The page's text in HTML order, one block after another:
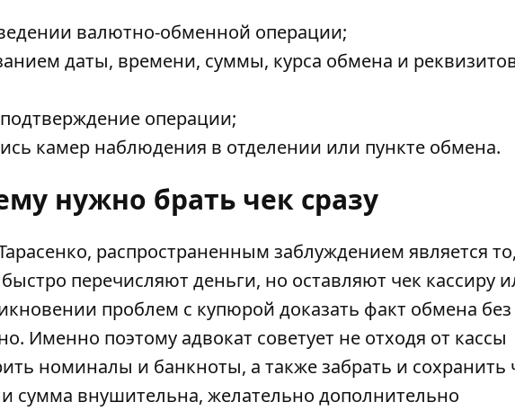
валютно-обменной операции;
даты, времени, суммы, курса обмена и
операции;
камер наблюдения в отделении или пункте обмена.
нужно брать чек сразу
распространенным заблуждением является
перечисляют деньги, но оставляют чек кассиру
проблем с купюрой доказать факт обмена без
Именно поэтому адвокат советует не отходя от кассы
номиналы и банкноты, а также забрать и сохранить
сумма внушительна, желательно дополнительно